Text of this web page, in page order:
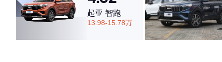
起亚 智跑
13.98-15.78万